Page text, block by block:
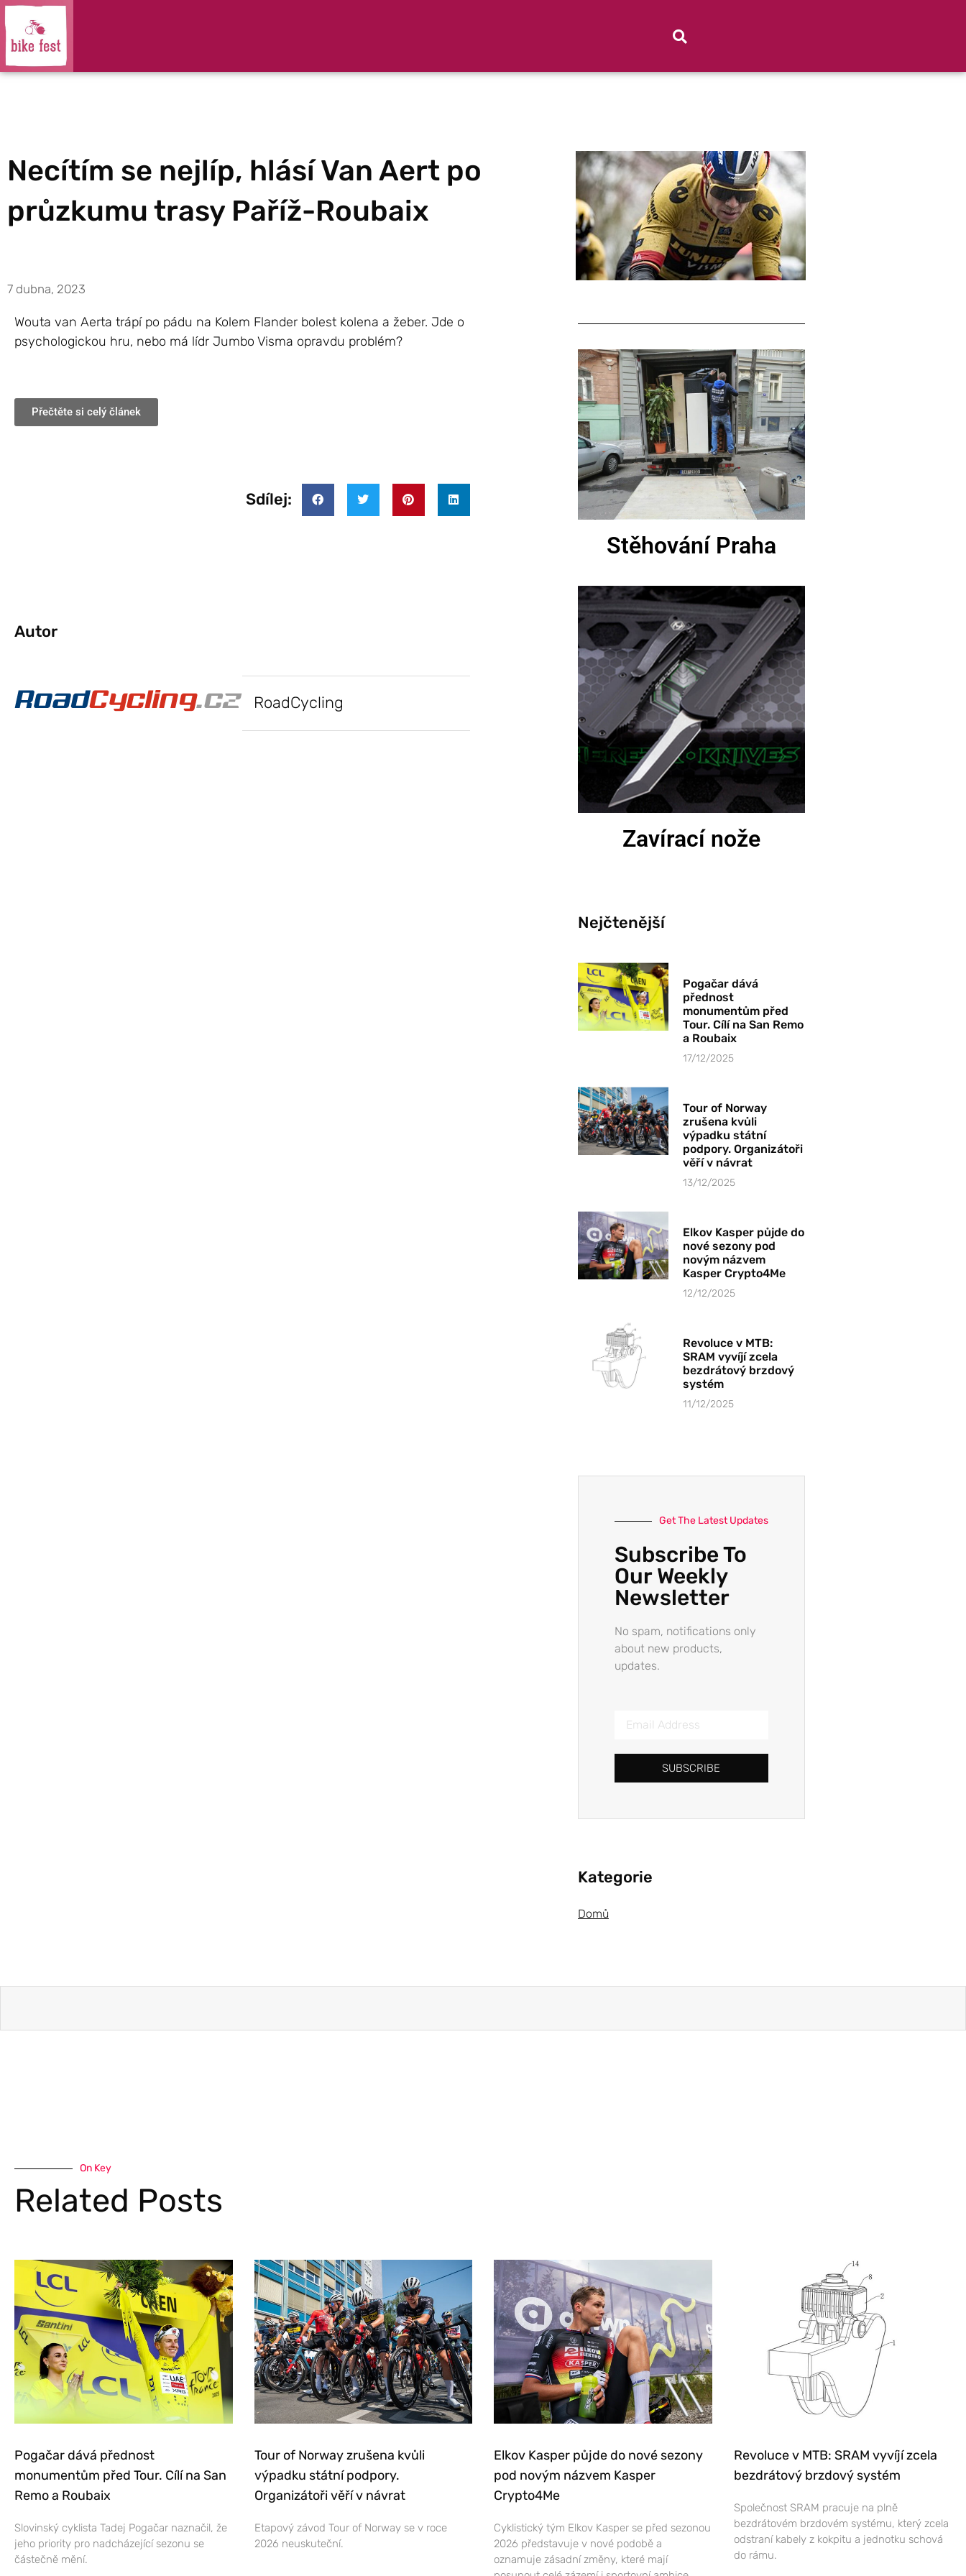
Necítím se nejlíp, hlásí Van Aert po
průzkumu trasy Paříž-Roubaix
7 dubna, 2023
Wouta van Aerta trápí po pádu na Kolem Flander bolest kolena a žeber. Jde o
psychologickou hru, nebo má lídr Jumbo Visma opravdu problém?
Přečtěte si celý článek
Sdílej:
Autor
RoadCycling
Stěhování Praha
Zavírací nože
Nejčtenější
Pogačar dává
přednost
monumentům před
Tour. Cílí na San Remo
a Roubaix
17/12/2025
Tour of Norway
zrušena kvůli
výpadku státní
podpory. Organizátoři
věří v návrat
13/12/2025
Elkov Kasper půjde do
nové sezony pod
novým názvem
Kasper Crypto4Me
12/12/2025
Revoluce v MTB:
SRAM vyvíjí zcela
bezdrátový brzdový
systém
11/12/2025
Get The Latest Updates
Subscribe To
Our Weekly
Newsletter
No spam, notifications only
about new products,
updates.
SUBSCRIBE
Kategorie
Domů
On Key
Related Posts
Pogačar dává přednost
monumentům před Tour. Cílí na San
Remo a Roubaix
Slovinský cyklista Tadej Pogačar naznačil, že
jeho priority pro nadcházející sezonu se
částečně mění.
Tour of Norway zrušena kvůli
výpadku státní podpory.
Organizátoři věří v návrat
Etapový závod Tour of Norway se v roce
2026 neuskuteční.
Elkov Kasper půjde do nové sezony
pod novým názvem Kasper
Crypto4Me
Cyklistický tým Elkov Kasper se před sezonou
2026 představuje v nové podobě a
oznamuje zásadní změny, které mají
Revoluce v MTB: SRAM vyvíjí zcela
bezdrátový brzdový systém
Společnost SRAM pracuje na plně
bezdrátovém brzdovém systému, který zcela
odstraní kabely z kokpitu a jednotku schová
do rámu.